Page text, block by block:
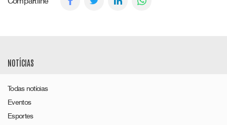
NOTÍCIAS
Todas notícias
Eventos
Esportes